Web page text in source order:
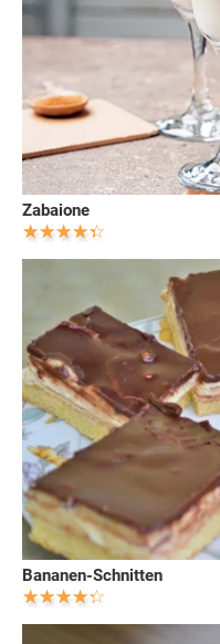
Zabaione
Bananen-Schnitten